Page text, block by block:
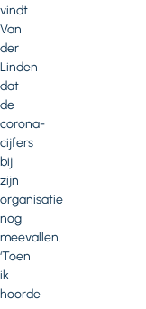
vindt
Van
der
Linden
dat
de
corona-
cijfers
bij
zijn
organisatie
nog
meevallen.
‘Toen
ik
hoorde